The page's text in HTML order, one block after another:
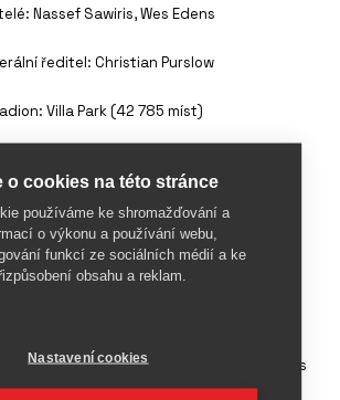
Nassef Sawiris, Wes Edens
ředitel: Christian Purslow
Villa Park (42 785 míst)
2019 s platností do 2022
Cazoo, 6 milionů liber za sezónu, smlouva
v roce 2020 s platností do 2022
OB Sports, hodnota není známá, smlouva
v roce 2021 s platností do 2022
Heineken, Purity, Aston University, Socios
o cookies na této stránce
používáme ke shromažďování a
o výkonu a používání webu,
funkcí ze sociálních médií a ke
obsahu a reklam.
Nastavení cookies